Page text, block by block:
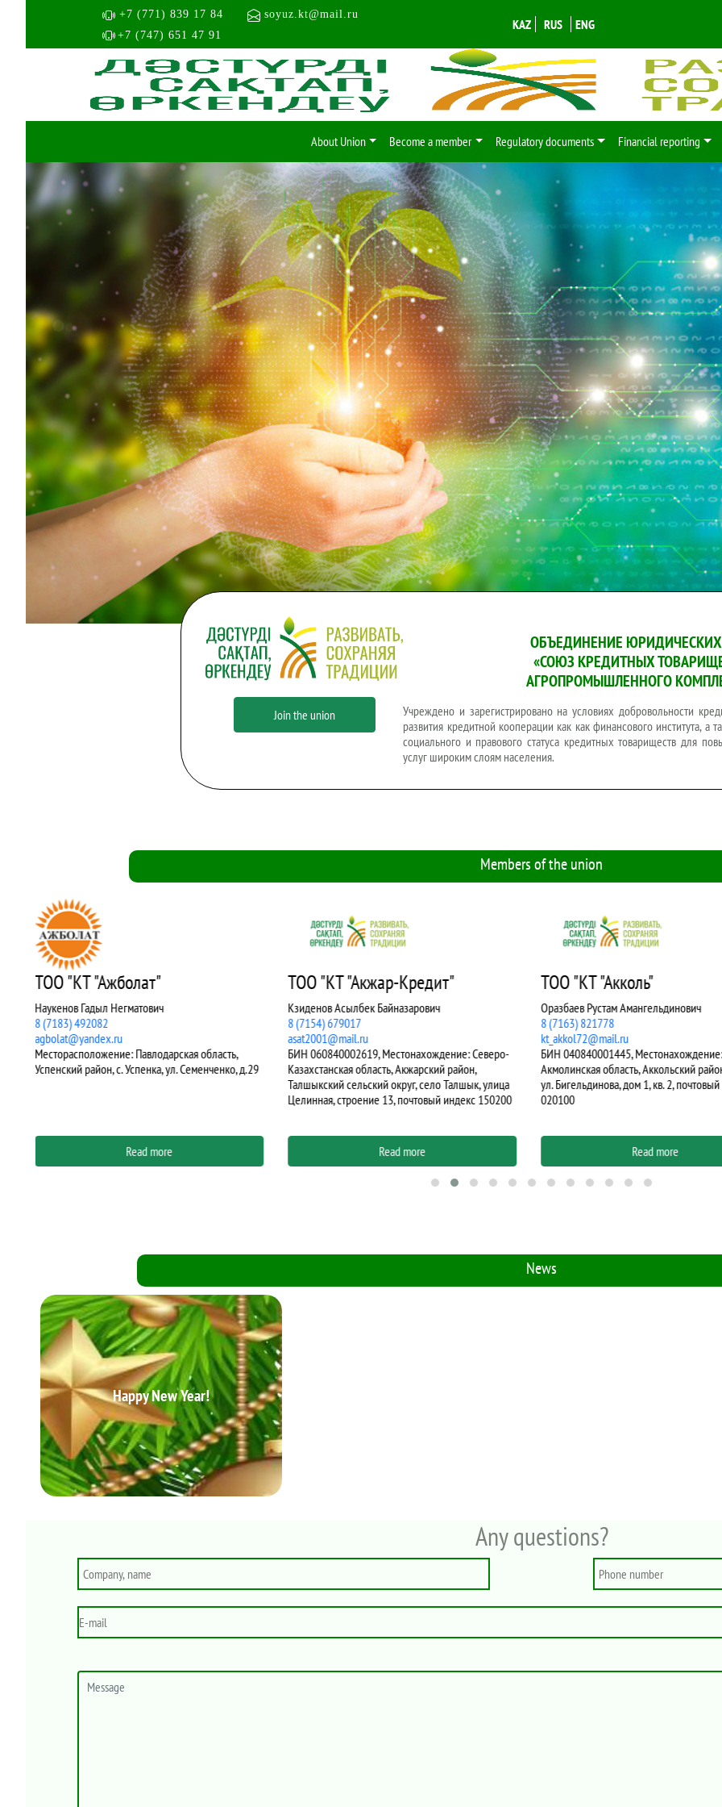
+7 (771) 839 17 84
+7 (747) 651 47 91
soyuz.kt@mail.ru
KAZ RUS ENG
About Union Become a member Regulatory documents Financial reporting
Join the union
ОБЪЕДИНЕНИЕ
«СОЮЗ КРЕДИТНЫХ
АГРОПРОМЫШЛЕННОГО
Учреждено и зарегистрировано на условиях добровольности
развития кредитной кооперации как как финансового института, а
социального и правового статуса кредитных товариществ для
услуг широким слоям населения.
Members of the union
ТОО "КТ "Акжар-Кредит"
Кзиденов Асылбек Байназарович
8 (7154) 679017
asat2001@mail.ru
БИН 060840002619, Местонахождение: Северо-
Казахстанская область, Акжарский район,
Read more
ТОО "КТ "Акколь"
Оразбаев Рустам Амангельдинович
8 (7163) 821778
kt_akkol72@mail.ru
БИН 040840001445, Местонахождение:
Акмолинская область, Аккольский район, г.Акколь,
ул. Бигельдинова, дом 1, кв. 2, почтовый индекс
020100
Read more
8 (7183) 751607
ktaksu@mail.ru
Read more
News
Happy New Year!
Any questions?